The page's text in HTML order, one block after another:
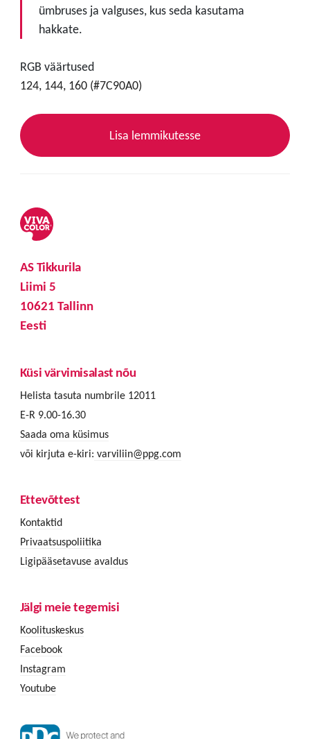
ümbruses ja valguses, kus seda kasutama
hakkate.
RGB väärtused
124, 144, 160 (#7C90A0)
Lisa lemmikutesse
AS Tikkurila
Liimi 5
10621 Tallinn
Eesti
Küsi värvimisalast nõu
Helista tasuta numbrile 12011
E-R 9.00-16.30
Saada oma küsimus
või kirjuta e-kiri: varviliin@ppg.com
Ettevõttest
Kontaktid
Privaatsuspoliitika
Ligipääsetavuse avaldus
Jälgi meie tegemisi
Koolituskeskus
Facebook
Instagram
Youtube